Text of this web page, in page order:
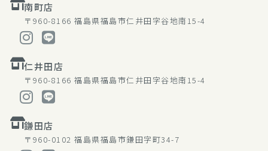
南町店
〒960-8166 福島県福島市仁井田字谷地南15-4
仁井田店
〒960-8166 福島県福島市仁井田字谷地南15-4
鎌田店
〒960-0102 福島県福島市鎌田字町34-7